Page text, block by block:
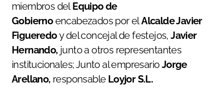
miembros delEquipo de
Gobiernoencabezados por elAlcalde Javier
Figueredoy del concejal de festejos,Javier
Hernando, junto a otros representantes
institucionales; Junto al empresarioJorge
Arellano, responsable Loyjor S.L.